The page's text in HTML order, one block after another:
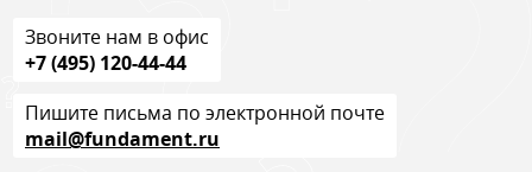
Звоните нам в офис
+7 (495) 120-44-44
Пишите письма по электронной почте
mail@fundament.ru